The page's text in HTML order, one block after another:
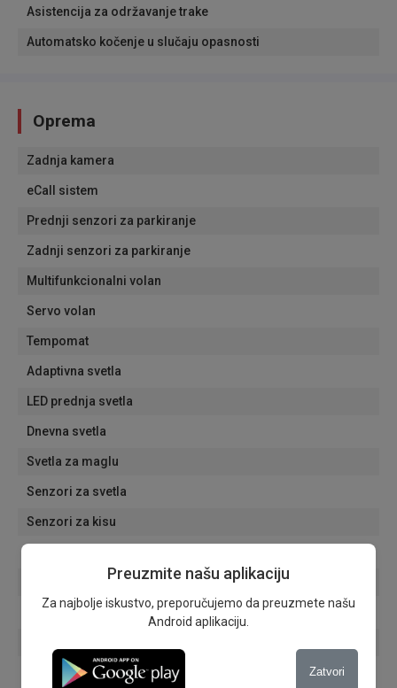
Asistencija za održavanje trake
Automatsko kočenje u slučaju opasnosti
Oprema
Zadnja kamera
eCall sistem
Prednji senzori za parkiranje
Zadnji senzori za parkiranje
Multifunkcionalni volan
Servo volan
Tempomat
Adaptivna svetla
LED prednja svetla
Dnevna svetla
Svetla za maglu
Senzori za svetla
Senzori za kisu
Električni retrovizori
Automatski zatamnjivanje unutrašnjeg retrovizora
Navigacija
Preuzmite našu aplikaciju
Za najbolje iskustvo, preporučujemo da preuzmete našu
Android aplikaciju.
Zatvori